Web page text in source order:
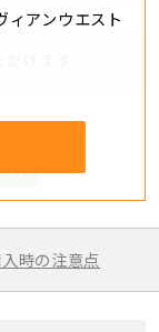
アンウエスト
けます
時の注意点